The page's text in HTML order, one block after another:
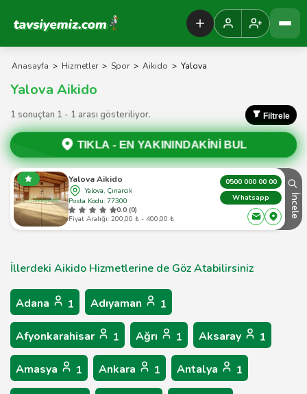
Tavsiyemiz Anasayfa
Anasayfa > Hizmetler > Spor > Aikido > Yalova
Yalova Aikido
1 sonuçtan 1 - 1 arası gösteriliyor. Filtrele
TIKLA - EN YAKININDAKİNİ BUL
Yalova Aikido
Yalova, Çınarcık
Posta Kodu: 77300
0.0 (0)
Fiyat Aralığı: 200,00 ₺ - 400,00 ₺
0500 000 00 00
Whatsapp
İncele
İllerdeki Aikido Hizmetlerine de Göz Atabilirsiniz
Adana 1 Adıyaman 1
Afyonkarahisar 1 Ağrı 1 Aksaray 1
Amasya 1 Ankara 1 Antalya 1